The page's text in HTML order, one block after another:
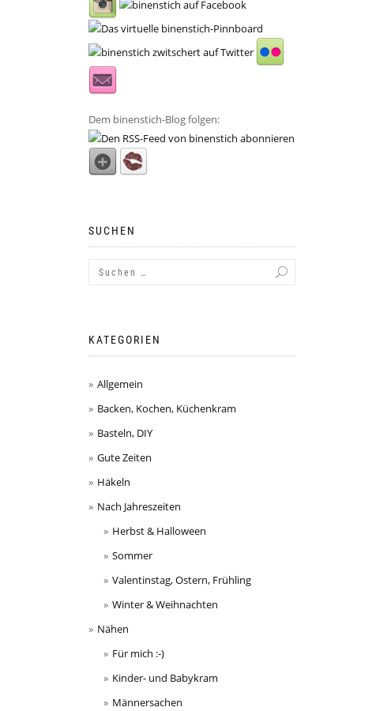
Dem binenstich-Blog folgen:
SUCHEN
KATEGORIEN
Allgemein
Backen, Kochen, Küchenkram
Basteln, DIY
Gute Zeiten
Häkeln
Nach Jahreszeiten
Herbst & Halloween
Sommer
Valentinstag, Ostern, Frühling
Winter & Weihnachten
Nähen
Für mich :-)
Kinder- und Babykram
Männersachen